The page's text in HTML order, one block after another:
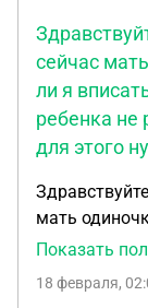
сейчас
ли я
ребенка не
для этого
Здравствуйте
мать одиночка сыну
в
обратиться
Показать
18 февраля,